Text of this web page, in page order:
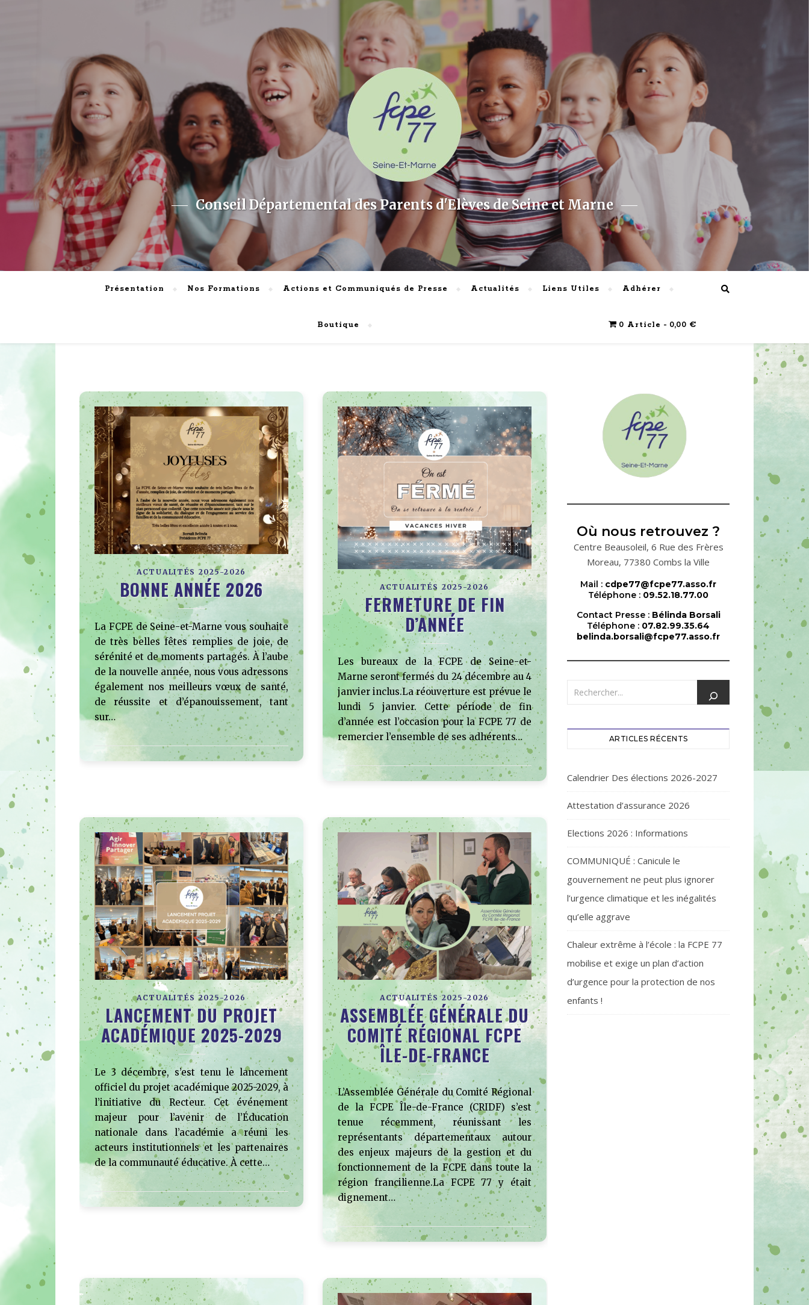
Conseil Départemental des Parents d'Elèves de Seine et Marne
Présentation Nos Formations Actions et Communiqués de Presse Actualités Liens Utiles Adhérer
Boutique 0 Article 0,00 €
ACTUALITÉS 2025-2026
BONNE ANNÉE 2026
La FCPE de Seine-et-Marne vous souhaite
de très belles fêtes remplies de joie, de
sérénité et de moments partagés. À l’aube
de la nouvelle année, nous vous adressons
également nos meilleurs vœux de santé,
de réussite et d’épanouissement, tant
sur…
ACTUALITÉS 2025-2026
FERMETURE DE FIN
D’ANNÉE
Les bureaux de la FCPE de Seine-et-
Marne seront fermés du 24 décembre au 4
janvier inclus.La réouverture est prévue le
lundi 5 janvier. Cette période de fin
d’année est l’occasion pour la FCPE 77 de
remercier l’ensemble de ses adhérents…
ACTUALITÉS 2025-2026
LANCEMENT DU PROJET
ACADÉMIQUE 2025-2029
Le 3 décembre, s’est tenu le lancement
officiel du projet académique 2025-2029, à
l’initiative du Recteur. Cet événement
majeur pour l’avenir de l’Éducation
nationale dans l’académie a réuni les
acteurs institutionnels et les partenaires
de la communauté éducative. À cette…
ACTUALITÉS 2025-2026
ASSEMBLÉE GÉNÉRALE DU
COMITÉ RÉGIONAL FCPE
ÎLE-DE-FRANCE
L’Assemblée Générale du Comité Régional
de la FCPE Île-de-France (CRIDF) s’est
tenue récemment, réunissant les
représentants départementaux autour
des enjeux majeurs de la gestion et du
fonctionnement de la FCPE dans toute la
région francilienne.La FCPE 77 y était
dignement…
Où nous retrouvez ?
Centre Beausoleil, 6 Rue des Frères
Moreau, 77380 Combs la Ville
Mail : cdpe77@fcpe77.asso.fr
Téléphone : 09.52.18.77.00
Contact Presse : Bélinda Borsali
Téléphone : 07.82.99.35.64
belinda.borsali@fcpe77.asso.fr
ARTICLES RÉCENTS
Calendrier Des élections 2026-2027
Attestation d’assurance 2026
Elections 2026 : Informations
COMMUNIQUÉ : Canicule le
gouvernement ne peut plus ignorer
l’urgence climatique et les inégalités
qu’elle aggrave
Chaleur extrême à l’école : la FCPE 77
mobilise et exige un plan d’action
d’urgence pour la protection de nos
enfants !